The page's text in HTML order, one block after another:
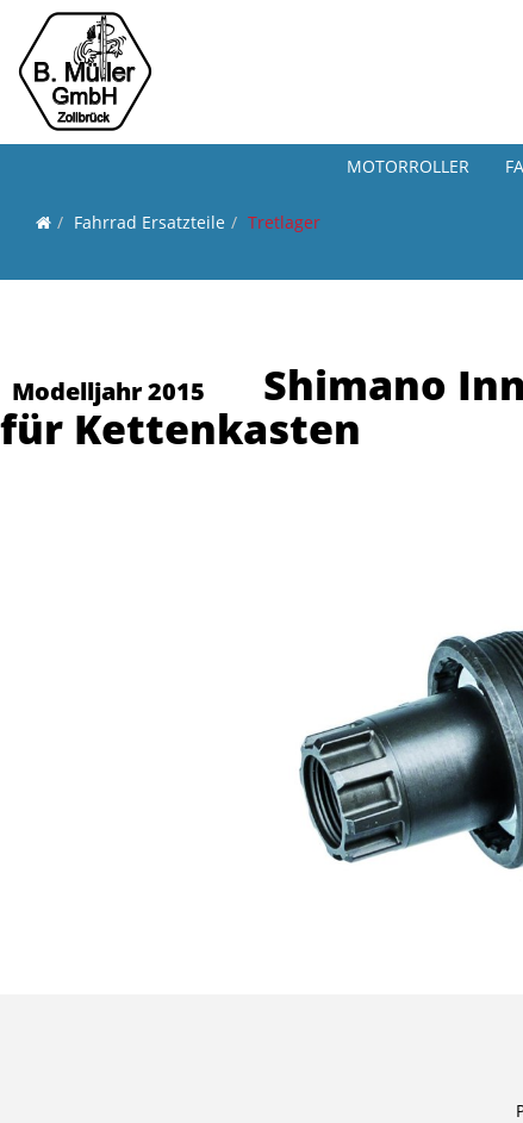
MOTORROLLER
Fahrrad Ersatzteile Tretlager
Modelljahr 2015
Shimano
für Kettenkasten